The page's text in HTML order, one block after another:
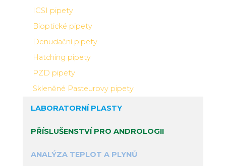
ICSI pipety
Bioptické pipety
Denudační pipety
Hatching pipety
PZD pipety
Skleněné Pasteurovy pipety
LABORATORNÍ PLASTY
PŘÍSLUŠENSTVÍ PRO ANDROLOGII
ANALÝZA TEPLOT A PLYNŮ